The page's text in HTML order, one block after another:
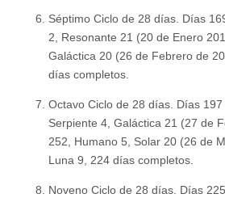
Séptimo Ciclo de 28 días. Días
2, Resonante 21 (20 de Enero
Galáctica 20 (26 de Febrero de
días completos.
Octavo Ciclo de 28 días. Días 197
Serpiente 4, Galáctica 21 (27 de
252, Humano 5, Solar 20 (26 de
Luna 9, 224 días completos.
Noveno Ciclo de 28 días. Días